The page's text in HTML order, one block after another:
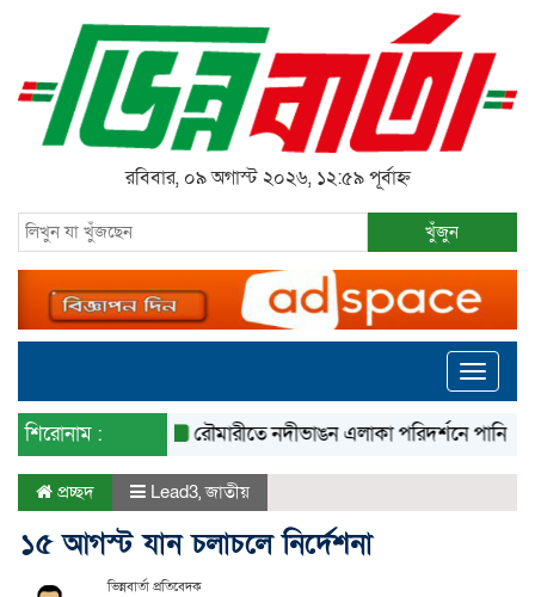
রবিবার, ০৯ অগাস্ট ২০২৬, ১২:৫৯ পূর্বাহ্ন
খুঁজুন
Toggle
শিরোনাম : রৌমারীতে নদীভাঙন এলাকা পরিদর্শনে পানি সম্পদ
প্রচ্ছদ Lead3,জাতীয়
১৫ আগস্ট যান চলাচলে নির্দেশনা
ভিন্নবার্তা প্রতিবেদক